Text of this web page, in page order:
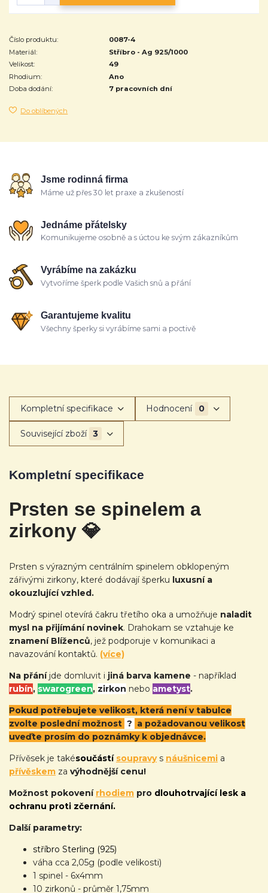
Číslo produktu:
0087-4
Materiál:
Stříbro - Ag 925/1000
Velikost:
49
Rhodium:
Ano
Doba dodání:
7 pracovních dní
Do oblíbených
Jsme rodinná firma
Máme už přes 30 let praxe a zkušeností
Jednáme přátelsky
Komunikujeme osobně a s úctou ke svým zákazníkům
Vyrábíme na zakázku
Vytvoříme šperk podle Vašich snů a přání
Garantujeme kvalitu
Všechny šperky si vyrábíme sami a poctivě
Kompletní specifikace Hodnocení 0
Související zboží 3
Kompletní specifikace
Prsten se spinelem a
zirkony 💎
Prsten s výrazným centrálním spinelem obklopeným
zářivými zirkony, které dodávají šperku luxusní a
okouzlující vzhled.
Modrý spinel otevírá čakru třetího oka a umožňuje naladit
mysl na přijímání novinek. Drahokam se vztahuje ke
znamení Blíženců, jež podporuje v komunikaci a
navazování kontaktů. (více)
Na přání jde domluvit i jiná barva kamene - například
rubín, swarogreen, zirkon nebo ametyst.
Pokud potřebujete velikost, která není v tabulce
zvolte poslední možnost ? a požadovanou velikost
uveďte prosím do poznámky k objednávce.
Přívěsek je takésoučástí soupravys náušnicemi a
přívěskem za výhodnější cenu!
Možnost pokovení rhodiem pro dlouhotrvající lesk a
ochranu proti zčernání.
Další parametry:
stříbro Sterling (925)
váha cca 2,05g (podle velikosti)
1 spinel - 6x4mm
10 zirkonů - průměr 1,75mm